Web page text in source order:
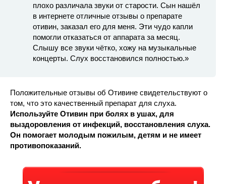
плохо различала звуки от старости. Сын нашёл
в интернете отличные отзывы о препарате
отивин, заказал его для меня. Эти чудо капли
помогли отказаться от аппарата за месяц.
Слышу все звуки чётко, хожу на музыкальные
концерты. Слух восстановился полностью.»
Положительные отзывы об Отивине свидетельствуют о
том, что это качественный препарат для слуха.
Используйте Отивин при болях в ушах, для
выздоровления от инфекций, восстановления слуха.
Он помогает молодым пожилым, детям и не имеет
противопоказаний.